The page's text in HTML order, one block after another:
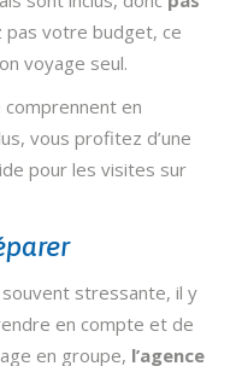
pas votre budget, ce
voyage seul.
en
vous profitez d’une
pour les visites sur
stressante, il y
en compte et de
en groupe, l’agence